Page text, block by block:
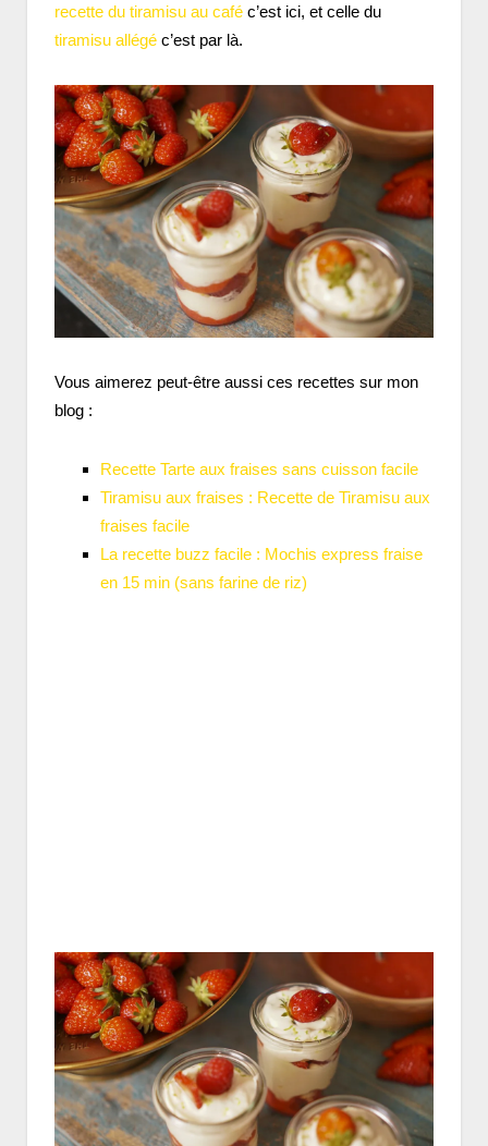
recette du tiramisu au café c’est ici, et celle du
tiramisu allégé c’est par là.
Vous aimerez peut-être aussi ces recettes sur mon
blog :
Recette Tarte aux fraises sans cuisson facile
Tiramisu aux fraises : Recette de Tiramisu aux
fraises facile
La recette buzz facile : Mochis express fraise
en 15 min (sans farine de riz)